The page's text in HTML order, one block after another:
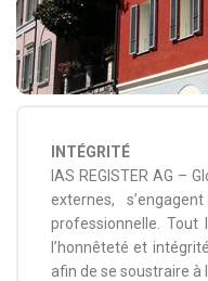
INTÉGRITÉ
IAS REGISTER AG –
externes,
professionnelle.
l’honnêteté et
afin de se soustraire à